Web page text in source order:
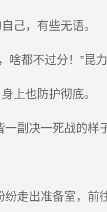
己，有些无语。
都不过分！”昆力
上也防护彻底。
副决一死战的样子
走出准备室，前